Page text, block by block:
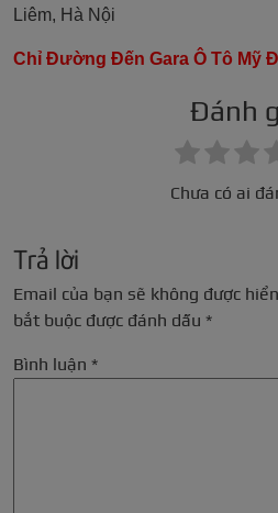
Liêm, Hà Nội
Chỉ Đường Đến Gara Ô Tô Mỹ
Đánh
Chưa có ai
Trả lời
Email của bạn sẽ không được
bắt buộc được đánh dấu *
Bình luận *